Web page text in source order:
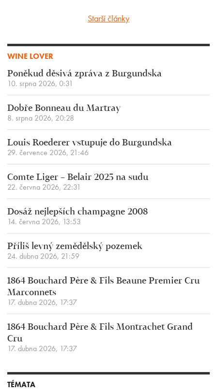
Starší články
WINE LOVER
Poněkud děsivá zpráva z Burgundska
10. srpna 2026, 0:31
Dobře Bonneau du Martray
8. srpna 2026, 20:28
Louis Roederer vstupuje do Burgundska
29. července 2026, 21:46
Comte Liger – Belair 2025 na sudu
22. června 2026, 22:31
Dosáž nejlepších champagne 2008
14. června 2026, 13:53
Příliš levný zemědělský pozemek
24. dubna 2026, 21:59
1864 Bouchard Père & Fils Beaune Premier Cru
Marconnets
17. dubna 2026, 17:37
1864 Bouchard Père & Fils Montrachet Grand
Cru
17. dubna 2026, 17:37
TÉMATA